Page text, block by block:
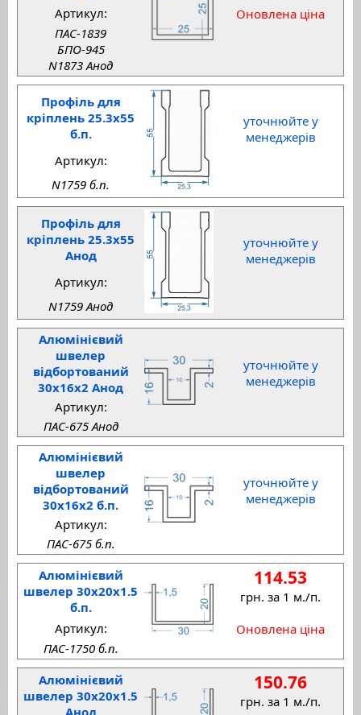
Оновлена ціна
Артикул:
ПАС-1839
БПО-945
N1873 Анод
Профіль для
кріплень 25.3x55
б.п.
уточнюйте у
менеджерів
Артикул:
N1759 б.п.
Профіль для
кріплень 25.3x55
Анод
уточнюйте у
менеджерів
Артикул:
N1759 Анод
Алюмінієвий
швелер
відбортований
30x16x2 Анод
уточнюйте у
менеджерів
Артикул:
ПАС-675 Анод
Алюмінієвий
швелер
відбортований
30x16x2 б.п.
уточнюйте у
менеджерів
Артикул:
ПАС-675 б.п.
Алюмінієвий
швелер 30x20x1.5
б.п.
114.53
грн. за 1 м./п.
Оновлена ціна
Артикул:
ПАС-1750 б.п.
Алюмінієвий
швелер 30x20x1.5
Анод
150.76
грн. за 1 м./п.